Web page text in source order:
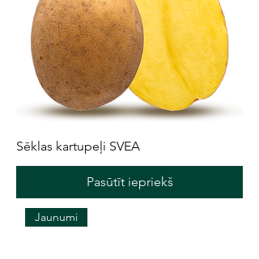
Sēklas kartupeļi SVEA
Pasūtīt iepriekš
Jaunumi